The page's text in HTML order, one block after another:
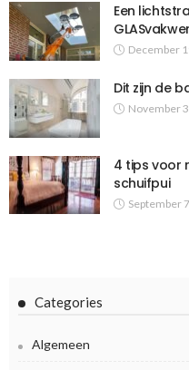
Een
December
Dit zijn de
November
4 tips voor
schuifpui
September
Categories
Algemeen